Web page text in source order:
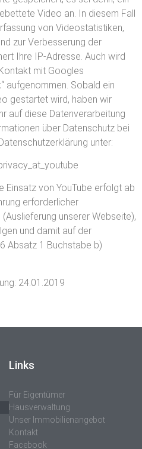
Video an. In diesem Fall
von Videostatistiken,
zur Verbesserung der
Ihre IP-Adresse. Auch wird
mit Googles
aufgenommen. Sobald ein
gestartet wird, haben wir
auf diese Datenverarbeitung
über Datenschutz bei
unter:
Einsatz von YouTube erfolgt ab
erforderlicher
unserer Webseite),
und damit auf der
Absatz 1 Buchstabe b)
24.01.2019
Links
Für Eigentümer
Hausverwaltung
Unser Immobilienangebot
Kontakt
Facebook